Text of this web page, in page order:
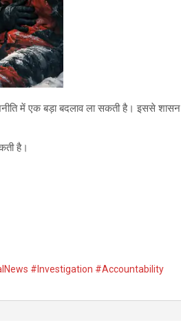
में एक बड़ा बदलाव ला सकती है। इससे शासन
है।
#Investigation #Accountability